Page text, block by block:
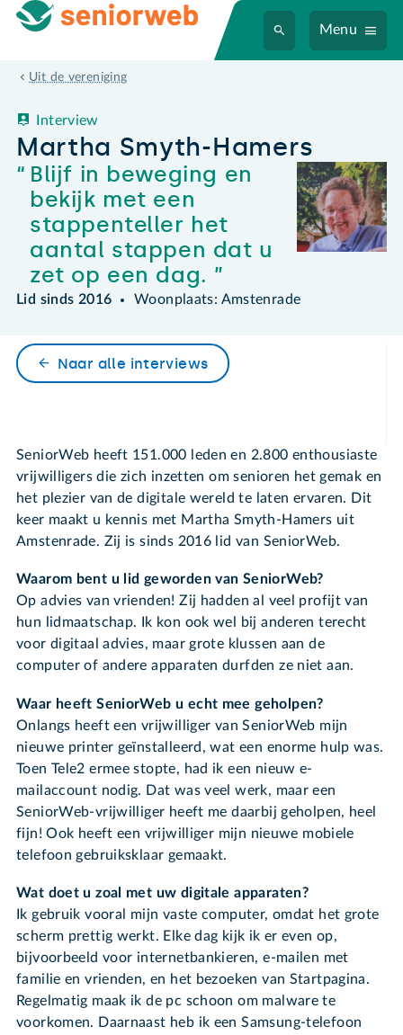
Menu
Uit de vereniging
Martha Smyth-Hamers
Martha Smyth-Hamers
Interview
Blijf in beweging en
bekijk met een
stappenteller het
aantal stappen dat u
zet op een dag.
Lid sinds 2016 Woonplaats: Amstenrade
Naar alle interviews
SeniorWeb heeft 151.000 leden en 2.800 enthousiaste
vrijwilligers die zich inzetten om senioren het gemak en
het plezier van de digitale wereld te laten ervaren. Dit
keer maakt u kennis met Martha Smyth-Hamers uit
Amstenrade. Zij is sinds 2016 lid van SeniorWeb.
Waarom bent u lid geworden van SeniorWeb?
Op advies van vrienden! Zij hadden al veel profijt van
hun lidmaatschap. Ik kon ook wel bij anderen terecht
voor digitaal advies, maar grote klussen aan de
computer of andere apparaten durfden ze niet aan.
Waar heeft SeniorWeb u echt mee geholpen?
Onlangs heeft een vrijwilliger van SeniorWeb mijn
nieuwe printer geïnstalleerd, wat een enorme hulp was.
Toen Tele2 ermee stopte, had ik een nieuw e-
mailaccount nodig. Dat was veel werk, maar een
SeniorWeb-vrijwilliger heeft me daarbij geholpen, heel
fijn! Ook heeft een vrijwilliger mijn nieuwe mobiele
telefoon gebruiksklaar gemaakt.
Wat doet u zoal met uw digitale apparaten?
Ik gebruik vooral mijn vaste computer, omdat het grote
scherm prettig werkt. Elke dag kijk ik er even op,
bijvoorbeeld voor internetbankieren, e-mailen met
familie en vrienden, en het bezoeken van Startpagina.
Regelmatig maak ik de pc schoon om malware te
voorkomen. Daarnaast heb ik een Samsung-telefoon